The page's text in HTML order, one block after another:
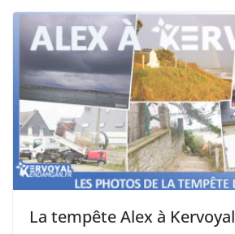
La tempête Alex à Kervoyal